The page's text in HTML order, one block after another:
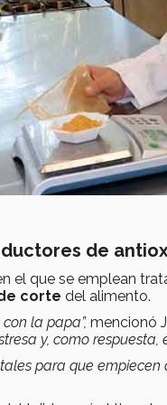
de
el que se emplean
corte del alimento.
la papa”, mencionó
y, como
para que empiecen